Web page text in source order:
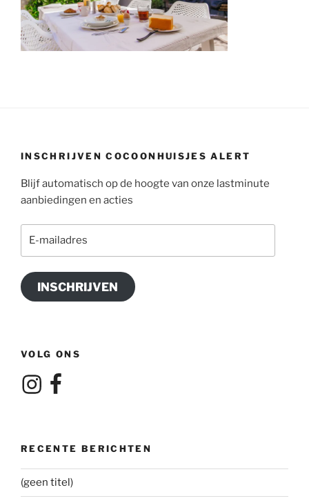
INSCHRIJVEN COCOONHUISJES ALERT
Blijf automatisch op de hoogte van onze lastminute
aanbiedingen en acties
INSCHRIJVEN
VOLG ONS
InstagramFacebook
RECENTE BERICHTEN
(geen titel)